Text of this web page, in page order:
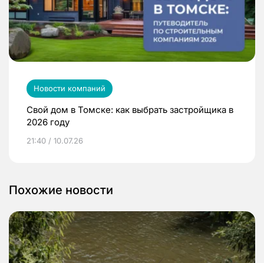
Новости компаний
Свой дом в Томске: как выбрать застройщика в
2026 году
21:40 / 10.07.26
Похожие новости